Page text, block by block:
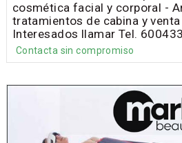
cosmética facial y corporal -
tratamientos de cabina y
Interesados llamar Tel.
Contacta sin compromiso